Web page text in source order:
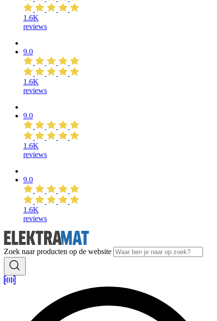
1.6K
reviews
9.0
1.6K
reviews
9.0
1.6K
reviews
9.0
1.6K
reviews
Zoek naar producten op de website